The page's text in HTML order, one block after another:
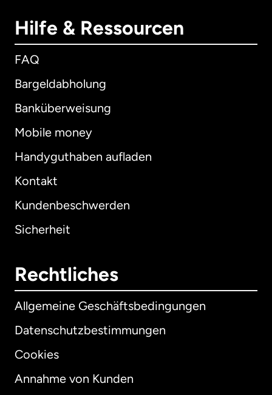
Hilfe & Ressourcen
FAQ
Bargeldabholung
Banküberweisung
Mobile money
Handyguthaben aufladen
Kontakt
Kundenbeschwerden
Sicherheit
Rechtliches
Allgemeine Geschäftsbedingungen
Datenschutzbestimmungen
Cookies
Annahme von Kunden